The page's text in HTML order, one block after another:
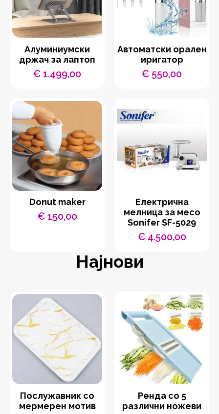
Aлуминиумски
држач за лаптоп
€ 1.499,00
Автоматски орален
иригатор
€ 550,00
Donut maker
€150,00
Eлектрична
мелница за месо
Sonifer SF-5029
€4.500,00
Најнови
Послужавник со
мермерен мотив
Ренда со 5
различни ножеви